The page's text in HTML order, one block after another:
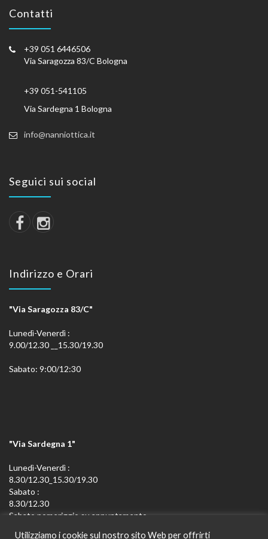
Contatti
+39 051 6446506
Via Saragozza 83/C Bologna
+39 051-541105
Via Sardegna 1 Bologna
info@nanniottica.it
Seguici sui social
Indirizzo e Orari
"Via Saragozza 83/C"
Lunedì-Venerdì :
9.00/12.30 __15.30/19.30
Sabato: 9:00/12:30
"Via Sardegna 1"
Lunedì-Venerdì :
8.30/12.30_15.30/19.30
Sabato :
8.30/12.30
Sabato pomeriggio su appuntamento
Utilizziamo i cookie sul nostro sito Web per offrirti